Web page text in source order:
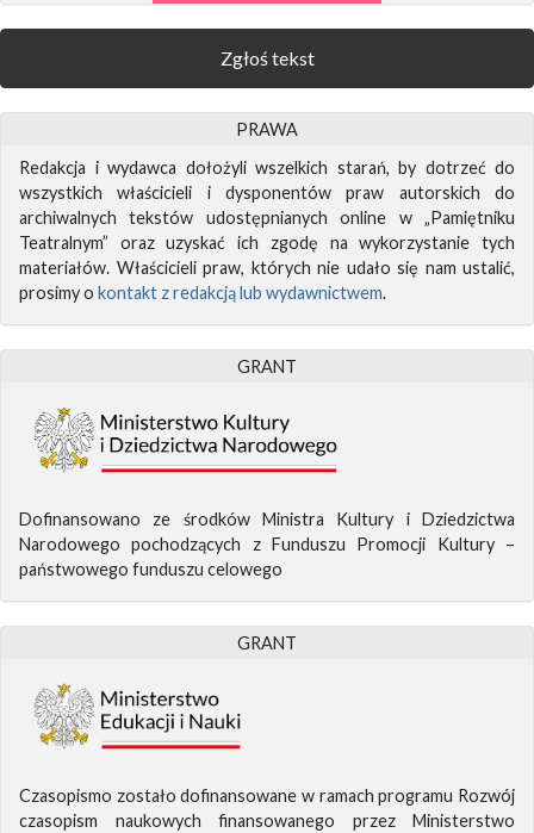
Zgłoś tekst
PRAWA
Redakcja i wydawca dołożyli wszelkich starań, by dotrzeć do
wszystkich właścicieli i dysponentów praw autorskich do
archiwalnych tekstów udostępnianych online w „Pamiętniku
Teatralnym” oraz uzyskać ich zgodę na wykorzystanie tych
materiałów. Właścicieli praw, których nie udało się nam ustalić,
prosimy o kontakt z redakcją lub wydawnictwem.
GRANT
Dofinansowano ze środków Ministra Kultury i Dziedzictwa
Narodowego pochodzących z Funduszu Promocji Kultury –
państwowego funduszu celowego
GRANT
Czasopismo zostało dofinansowane w ramach programu Rozwój
czasopism naukowych finansowanego przez Ministerstwo